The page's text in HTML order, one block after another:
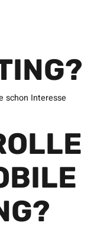
schon Interesse